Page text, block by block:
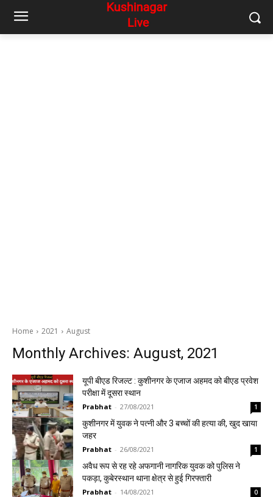
Home 2021 August
Monthly Archives: August, 2021
यूपी बीएड रिजल्ट : कुशीनगर के एजाज अहमद को बीएड प्रवेश
परीक्षा में दूसरा स्थान
Prabhat - 27/08/2021 1
कुशीनगर में युवक ने पत्नी और 3 बच्चों की हत्या की, खुद खाया
जहर
Prabhat - 26/08/2021 1
अवैध रूप से रह रहे अफगानी नागरिक युवक को पुलिस ने
पकड़ा, कुबेरस्थान थाना क्षेत्र से हुई गिरफ्तारी
Prabhat - 14/08/2021 0